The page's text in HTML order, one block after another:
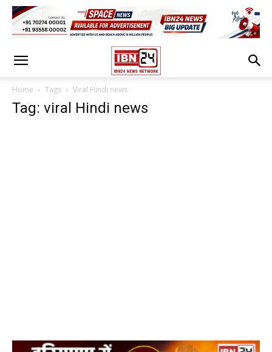
Home Tags Viral Hindi news
Tag: viral Hindi news